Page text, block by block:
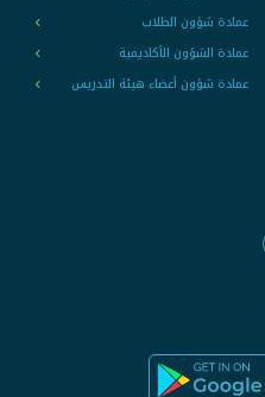
عمادة شؤون الطلاب
عمادة الشؤون الأكاديمية
عمادة شؤون أعضاء هيئة التدريس